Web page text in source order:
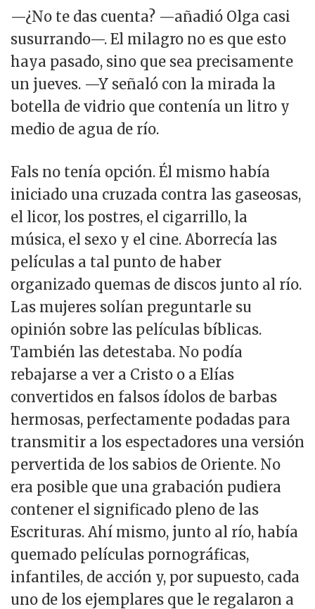
—¿No te das cuenta? —añadió Olga casi
susurrando—. El milagro no es que esto
haya pasado, sino que sea precisamente
un jueves. —Y señaló con la mirada la
botella de vidrio que contenía un litro y
medio de agua de río.
Fals no tenía opción. Él mismo había
iniciado una cruzada contra las gaseosas,
el licor, los postres, el cigarrillo, la
música, el sexo y el cine. Aborrecía las
películas a tal punto de haber
organizado quemas de discos junto al río.
Las mujeres solían preguntarle su
opinión sobre las películas bíblicas.
También las detestaba. No podía
rebajarse a ver a Cristo o a Elías
convertidos en falsos ídolos de barbas
hermosas, perfectamente podadas para
transmitir a los espectadores una versión
pervertida de los sabios de Oriente. No
era posible que una grabación pudiera
contener el significado pleno de las
Escrituras. Ahí mismo, junto al río, había
quemado películas pornográficas,
infantiles, de acción y, por supuesto, cada
uno de los ejemplares que le regalaron a